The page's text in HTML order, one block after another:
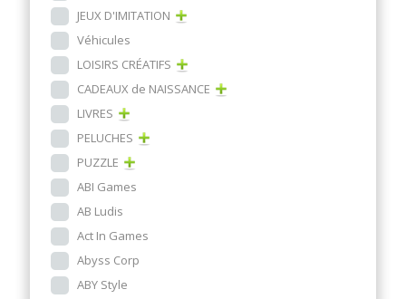
JEUX D'IMITATION
Véhicules
LOISIRS CRÉATIFS
CADEAUX de NAISSANCE
LIVRES
PELUCHES
PUZZLE
ABI Games
AB Ludis
Act In Games
Abyss Corp
ABY Style